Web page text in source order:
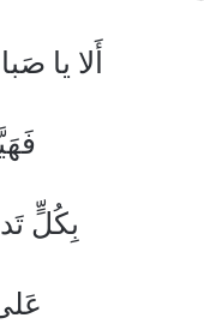
أَلا يا
فَهَيَّجَ لي
بِكُلٍّ
عَلى أَنَّ